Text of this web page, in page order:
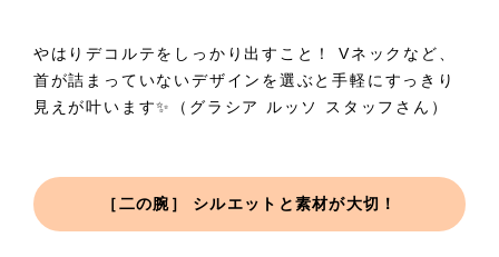
やはりデコルテをしっかり出すこと！ Vネックなど、
首が詰まっていないデザインを選ぶと手軽にすっきり
見えが叶います✨（グラシア ルッソ スタッフさん）
［二の腕］ シルエットと素材が大切！